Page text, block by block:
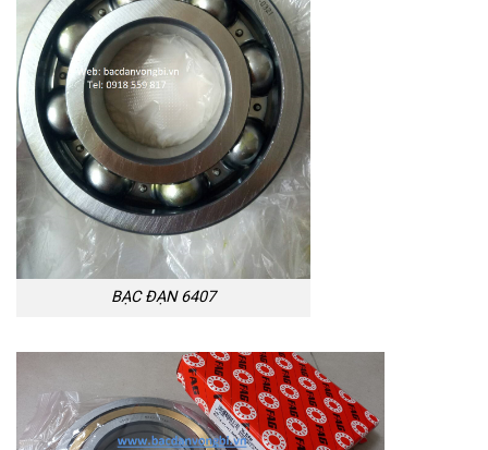
BẠC ĐẠN 6407